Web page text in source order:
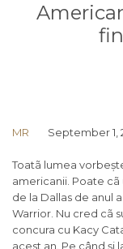
MR September 1,
Toatã lumea
americanii. Poate cã
de la Dallas de anul
Warrior. Nu cred cã
concura cu Kacy
acest an. Pe când și